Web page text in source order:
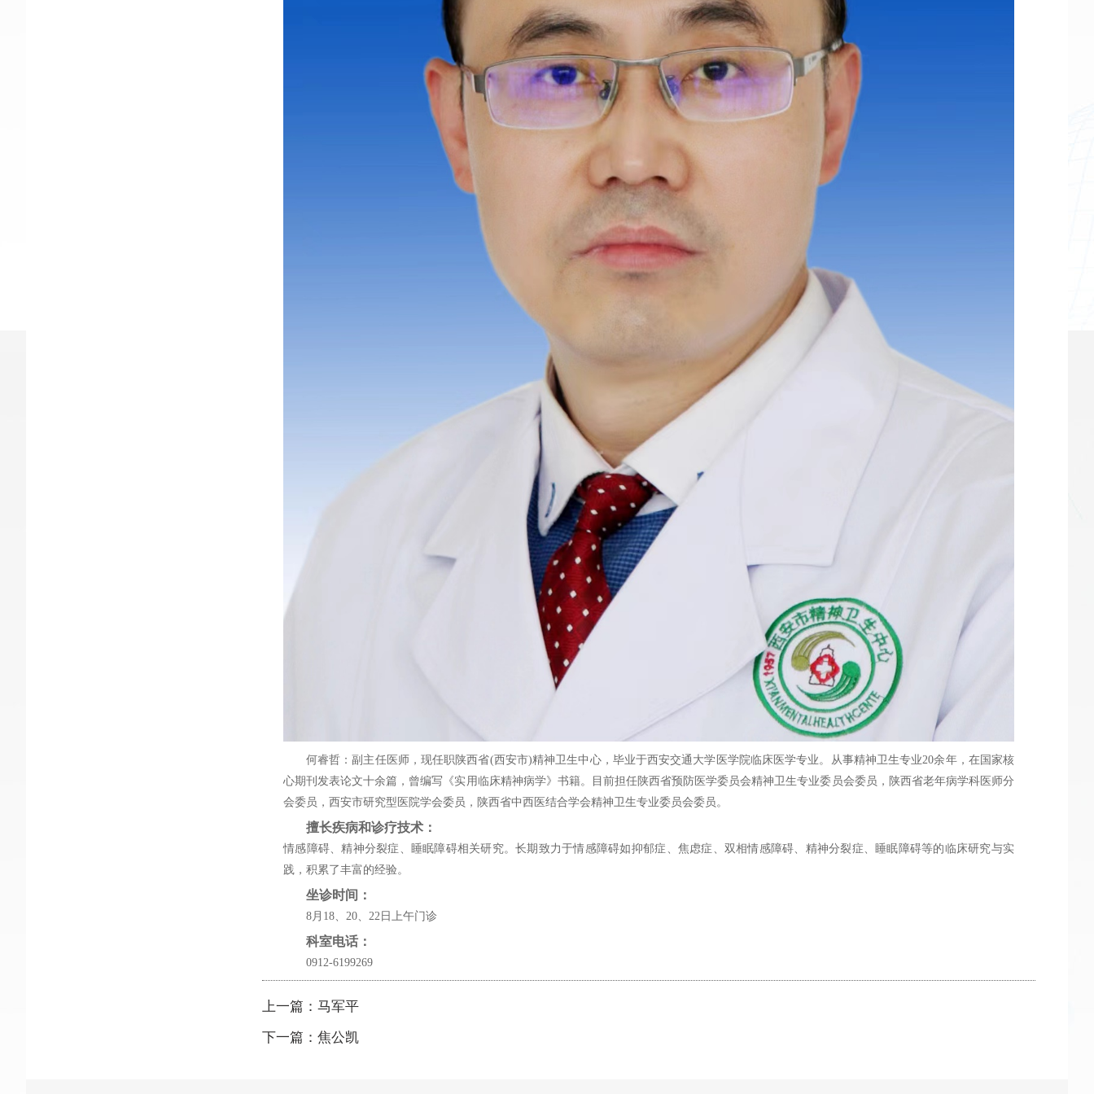
何睿哲：副主任医师，现任职陕西省(西安市)精神卫生中心，毕业于西安交通大学医学院临床医学专业。从事精神卫生专业20余年，在国家核
心期刊发表论文十余篇，曾编写《实用临床精神病学》书籍。目前担任陕西省预防医学委员会精神卫生专业委员会委员，陕西省老年病学科医师分
会委员，西安市研究型医院学会委员，陕西省中西医结合学会精神卫生专业委员会委员。
擅长疾病和诊疗技术：
情感障碍、精神分裂症、睡眠障碍相关研究。长期致力于情感障碍如抑郁症、焦虑症、双相情感障碍、精神分裂症、睡眠障碍等的临床研究与实
践，积累了丰富的经验。
坐诊时间：
8月18、20、22日上午门诊
科室电话：
0912-6199269
上一篇：马军平
下一篇：焦公凯